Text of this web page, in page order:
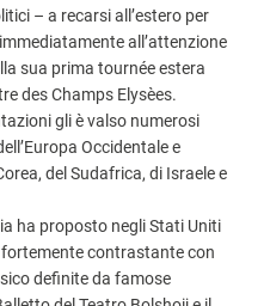
– a recarsi all’estero per
all’attenzione
sua prima tournée estera
des Champs Elysèes.
gli è valso numerosi
Occidentale e
del Sudafrica, di Israele e
ha proposto negli Stati Uniti
contrastante con
definite da famose